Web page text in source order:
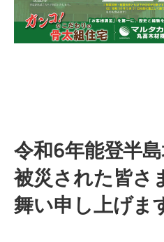
令和6年能登半
被災された皆さ
舞い申し上げま